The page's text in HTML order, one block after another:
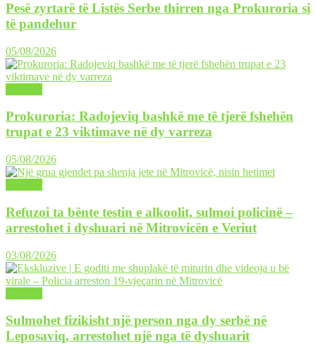
Pesë zyrtarë të Listës Serbe thirren nga Prokuroria si
të pandehur
05/08/2026
Prokuroria: Radojeviq bashkë me të tjerë fshehën
trupat e 23 viktimave në dy varreza
05/08/2026
Refuzoi ta bënte testin e alkoolit, sulmoi policinë –
arrestohet i dyshuari në Mitrovicën e Veriut
03/08/2026
Sulmohet fizikisht një person nga dy serbë në
Leposaviq, arrestohet një nga të dyshuarit